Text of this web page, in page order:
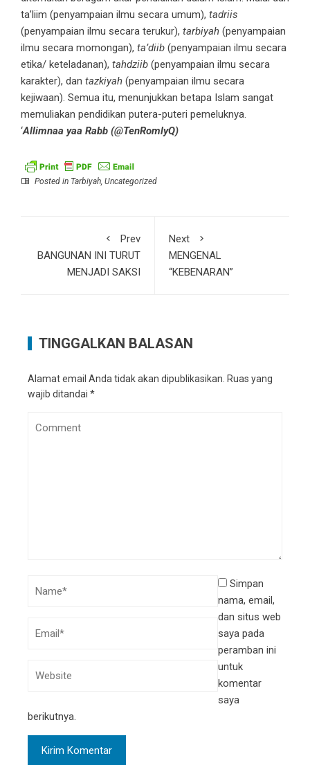
ta’liim (penyampaian ilmu secara umum), tadriis
(penyampaian ilmu secara terukur), tarbiyah (penyampaian
ilmu secara momongan), ta’diib (penyampaian ilmu secara
etika/ keteladanan), tahdziib (penyampaian ilmu secara
karakter), dan tazkiyah (penyampaian ilmu secara
kejiwaan). Semua itu, menunjukkan betapa Islam sangat
memuliakan pendidikan putera-puteri pemeluknya.
‘Allimnaa yaa Rabb (@TenRomlyQ)
Posted in Tarbiyah Uncategorized
Prev
BANGUNAN INI TURUT
MENJADI SAKSI
Next
MENGENAL
“KEBENARAN”
TINGGALKAN BALASAN
Alamat email Anda tidak akan dipublikasikan. Ruas yang
wajib ditandai *
Simpan
nama, email,
dan situs web
saya pada
peramban ini
untuk
komentar
saya
berikutnya.